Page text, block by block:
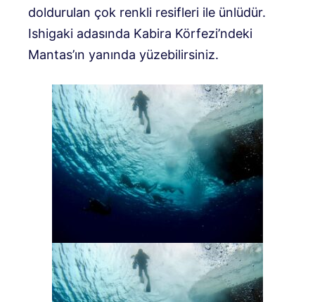
doldurulan çok renkli resifleri ile ünlüdür.
Ishigaki adasında Kabira Körfezi’ndeki
Mantas’ın yanında yüzebilirsiniz.